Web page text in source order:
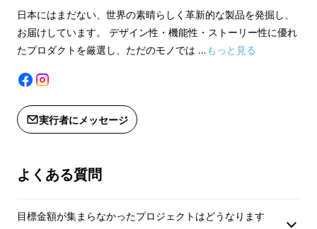
デンマーク・コペンハーゲンの建築家が生ん
だ、シンプルを極めたまったく新しいミニマル
な腕時計。
今回、日本初として、この革新的なグラデー
ションウォッチをご紹介します。
格より下がる可能性もございます。
*デザイン・仕様は変更になる可能性も
ございます。ご了承ください。
*ご注文状況、使用部材の供給状況、製
造工程上の都合等により出荷時期が遅
※適格請求書発行事業者登録番号：あ
り
載のあるインボイスが必要な場合は、
Makuakeメッセージにて実行者に直接
した場合、正規販
格より下がる可能
お問合せください
日本にはまだない、世界の素晴らしく革新的な製品を発掘し、
お届けしています。 デザイン性・機能性・ストーリー性に優れ
たプロダクトを厳選し、ただのモノでは …もっと見る
実行者にメッセージ
よくある質問
目標金額が集まらなかったプロジェクトはどうなります